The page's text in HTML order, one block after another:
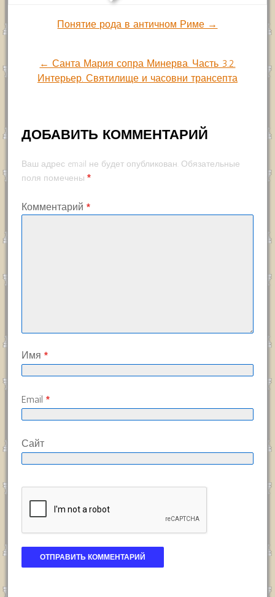
Навигация
записям
Понятие рода в античном Риме →
← Санта Мария сопра Минерва. Часть 3.2.
Интерьер. Святилище и часовни трансепта
ДОБАВИТЬ КОММЕНТАРИЙ
Ваш адрес email не будет опубликован. Обязательные
поля помечены *
Комментарий *
Имя *
Email *
Сайт